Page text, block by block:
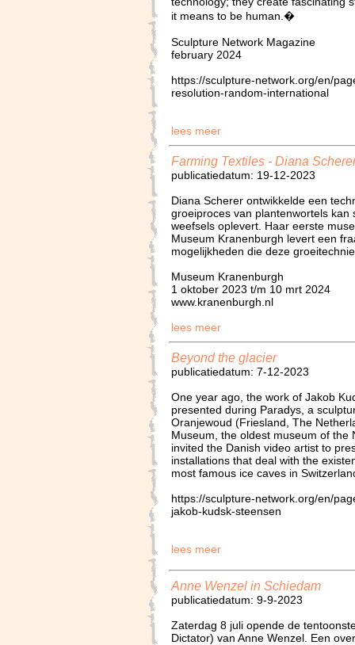
it means to be human.�
Sculpture Network Magazine
february 2024
https://sculpture-network.org/en/
resolution-random-international
lees meer
Farming Textiles - Diana
publicatiedatum: 19-12-2023
Diana Scherer ontwikkelde een
groeiproces van plantenwortels
weefsels oplevert. Haar eerste
Museum Kranenburgh levert een
mogelijkheden die deze
Museum Kranenburgh
1 oktober 2023 t/m 10 mrt 2024
www.kranenburgh.nl
lees meer
Beyond the glacier
publicatiedatum: 7-12-2023
One year ago, the work of Jakob
presented during Paradys, a
Oranjewoud (Friesland, The
Museum, the oldest museum of the
invited the Danish video artist to
installations that deal with the
most famous ice caves in
https://sculpture-network.org/en/
jakob-kudsk-steensen
lees meer
Anne Wenzel in Schiedam
publicatiedatum: 9-9-2023
Zaterdag 8 juli opende de
Dictator) van Anne Wenzel. Een